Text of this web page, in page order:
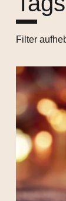
Filter